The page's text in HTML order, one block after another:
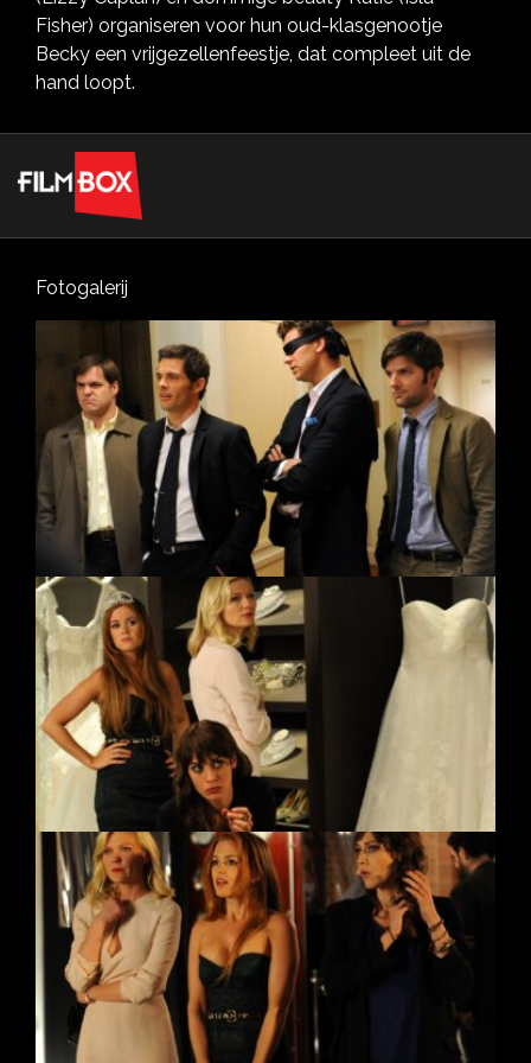
Fisher) organiseren voor hun oud-klasgenootje
Becky een vrijgezellenfeestje, dat compleet uit de
hand loopt.
Fotogalerij